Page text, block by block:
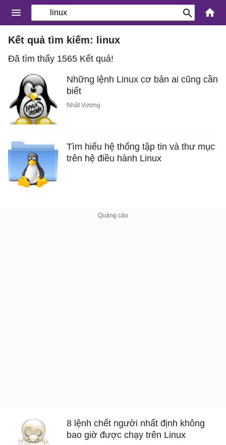
Kết quả tìm kiếm: linux
Đã tìm thấy 1565 Kết quả!
Những lệnh Linux cơ bản ai cũng cần
biết
Nhật Vượng
Tìm hiểu hệ thống tập tin và thư mục
trên hệ điều hành Linux
8 lệnh chết người nhất định không
bao giờ được chạy trên Linux